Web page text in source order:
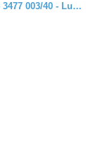
Ray Ban Aviator revisitée - 3477 003/40 - Lunettes de Soleil mixte - Meilleure vente 2014 - Lunette-OPTIC.fr